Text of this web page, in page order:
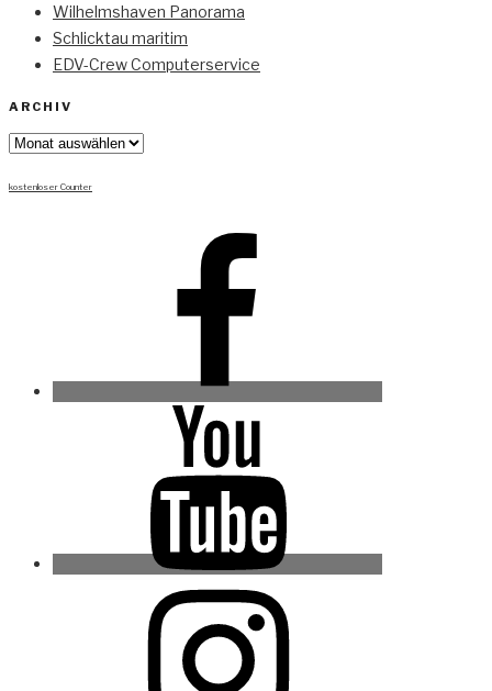
Wilhelmshaven Panorama
Schlicktau maritim
EDV-Crew Computerservice
ARCHIV
Archiv
kostenloser Counter